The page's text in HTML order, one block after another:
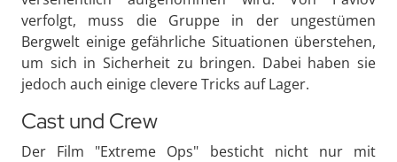
verfolgt, muss die Gruppe in der ungestümen
Bergwelt einige gefährliche Situationen überstehen,
um sich in Sicherheit zu bringen. Dabei haben sie
jedoch auch einige clevere Tricks auf Lager.
Cast und Crew
Der Film "Extreme Ops" besticht nicht nur mit